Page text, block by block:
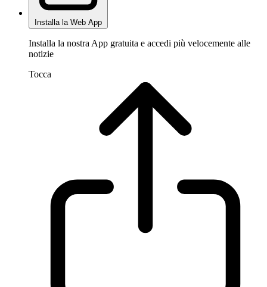
Installa la Web App
Installa la nostra App gratuita e accedi più velocemente alle
notizie
Tocca